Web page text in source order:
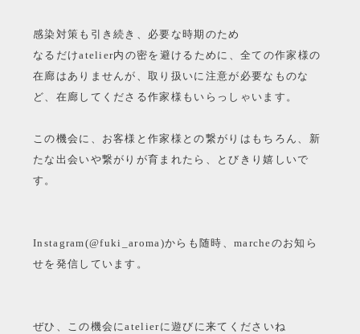
感染対策も引き続き、必要な時期のため
なるだけatelier内の密を避けるために、全ての作家様の
在廊はありませんが、取り扱いに注意が必要なものな
ど、在廊してくださる作家様もいらっしゃいます。
この機会に、お客様と作家様との繋がりはもちろん、新
たな出会いや繋がりが育まれたら、とびきり嬉しいで
す。
Instagram(@fuki_aroma)からも随時、marcheのお知ら
せを発信しています。
ぜひ、この機会にatelierに遊びに来てくださいね